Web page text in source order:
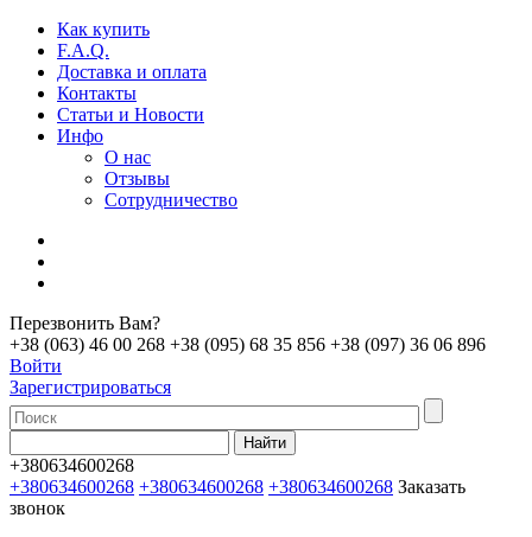
Как купить
F.A.Q.
Доставка и оплата
Контакты
Статьи и Новости
Инфо
О нас
Отзывы
Сотрудничество
Перезвонить Вам?
+38 (063) 46 00 268 +38 (095) 68 35 856 +38 (097) 36 06 896
Войти
Зарегистрироваться
+380634600268
+380634600268 +380634600268 +380634600268 Заказать
звонок